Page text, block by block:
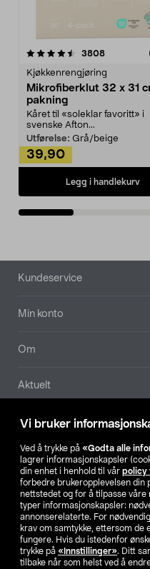
Vi bruker
Ved å trykke på «Godta alle
lagrer informasjonskapsler
din enhet i henhold til vår policy
forbedre brukeropplevelsen din
nettstedet og for å tilpasse
typer informasjonskapsler:
annonserelaterte. For
krav om samtykke, ettersom de
fungere. Hvis du istedenfor
trykke på «Innstillinger». Ditt
tilbake når som helst ved å
3808
Kjøkkenrengjøring
Mikrofiberklut 32 x 31
pakning
Kåret til «soleklar favoritt» i
svenske Afton...
Utførelse: Grå/beige
39,90
Legg i handlekurv
4.5av 5 stjerner
Bunntekst
Kundeservice
Min konto
Om
Aktuelt
Våre selskaper
SE